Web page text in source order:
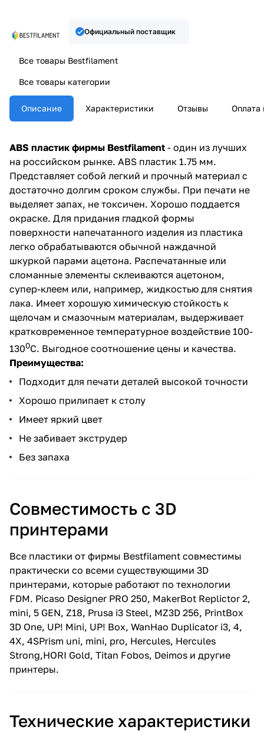
Официальный поставщик
Все товары Bestfilament
Все товары категории
Описание Характеристики Отзывы Оплата
ABS пластик фирмы Bestfilament - один из лучших
на российском рынке. ABS пластик 1.75 мм.
Представляет собой легкий и прочный материал с
достаточно долгим сроком службы. При печати не
выделяет запах, не токсичен. Хорошо поддается
окраске. Для придания гладкой формы
поверхности напечатанного изделия из пластика
легко обрабатываются обычной наждачной
шкуркой парами ацетона. Распечатанные или
сломанные элементы склеиваются ацетоном,
супер-клеем или, например, жидкостью для снятия
лака. Имеет хорошую химическую стойкость к
щелочам и смазочным материалам, выдерживает
кратковременное температурное воздействие 100-
1300С. Выгодное соотношение цены и качества.
Преимущества:
Подходит для печати деталей высокой точности
Хорошо прилипает к столу
Имеет яркий цвет
Не забивает экструдер
Без запаха
Совместимость c 3D
принтерами
Все пластики от фирмы Bestfilament совместимы
практически со всеми существующими 3D
принтерами, которые работают по технологии
FDM. Picaso Designer PRO 250, MakerBot Replictor 2,
mini, 5 GEN, Z18, Prusa i3 Steel, MZ3D 256, PrintBox
3D One, UP! Mini, UP! Box, WanHao Duplicator i3, 4,
4X, 4SPrism uni, mini, pro, Hercules, Hercules
Strong,HORI Gold, Titan Fobos, Deimos и другие
принтеры.
Технические характеристики